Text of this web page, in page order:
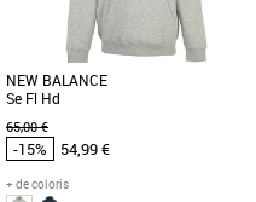
NEW BALANCE
Se Fl Hd
65,00 €
-15% 54,99 €
+ de coloris